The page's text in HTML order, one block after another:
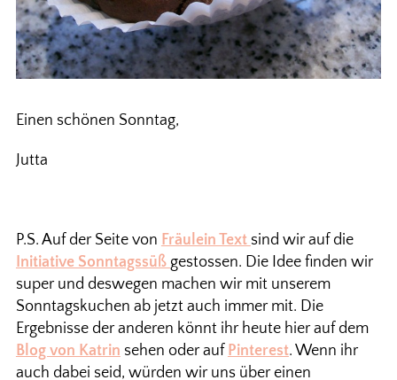
Einen schönen Sonntag,
Jutta
P.S. Auf der Seite von Fräulein Text sind wir auf die
Initiative Sonntagssüß gestossen. Die Idee finden wir
super und deswegen machen wir mit unserem
Sonntagskuchen ab jetzt auch immer mit. Die
Ergebnisse der anderen könnt ihr heute hier auf dem
Blog von Katrin sehen oder auf Pinterest. Wenn ihr
auch dabei seid, würden wir uns über einen